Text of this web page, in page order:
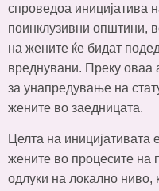
спроведоа иницијатива
поинклузивни општини,
на жените ќе бидат
вреднувани. Преку оваа
за унапредување на
жените во заедницата.
Целта на иницијативата
жените во процесите
одлуки на локално ниво,